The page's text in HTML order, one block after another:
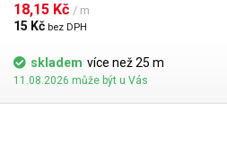
elektrikářská izolační páska je nyní
fólie.
18,15 Kč / m
15 Kč bez DPH
skladem více než 25 m
11.08.2026 může být u Vás